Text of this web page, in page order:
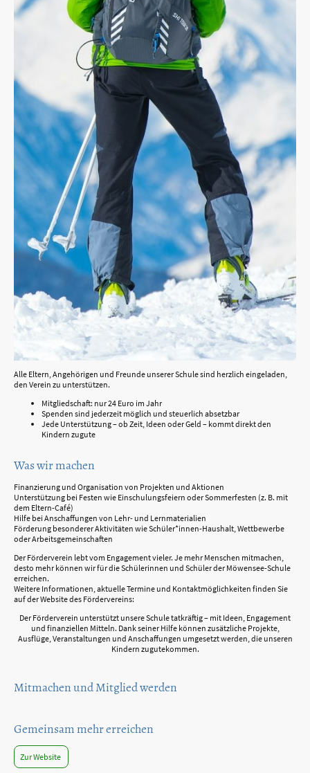
Alle Eltern, Angehörigen und Freunde unserer Schule sind herzlich eingeladen,
den Verein zu unterstützen.
Mitgliedschaft: nur 24 Euro im Jahr
Spenden sind jederzeit möglich und steuerlich absetzbar
Jede Unterstützung – ob Zeit, Ideen oder Geld – kommt direkt den
Kindern zugute
Was wir machen
Finanzierung und Organisation von Projekten und Aktionen
Unterstützung bei Festen wie Einschulungsfeiern oder Sommerfesten (z. B. mit
dem Eltern-Café)
Hilfe bei Anschaffungen von Lehr- und Lernmaterialien
Förderung besonderer Aktivitäten wie Schüler*innen-Haushalt, Wettbewerbe
oder Arbeitsgemeinschaften
Der Förderverein lebt vom Engagement vieler. Je mehr Menschen mitmachen,
desto mehr können wir für die Schülerinnen und Schüler der Möwensee-Schule
erreichen.
Weitere Informationen, aktuelle Termine und Kontaktmöglichkeiten finden Sie
auf der Website des Fördervereins:
Der Förderverein unterstützt unsere Schule tatkräftig – mit Ideen, Engagement
und finanziellen Mitteln. Dank seiner Hilfe können zusätzliche Projekte,
Ausflüge, Veranstaltungen und Anschaffungen umgesetzt werden, die unseren
Kindern zugutekommen.
Mitmachen und Mitglied werden
Gemeinsam mehr erreichen
Zur Website